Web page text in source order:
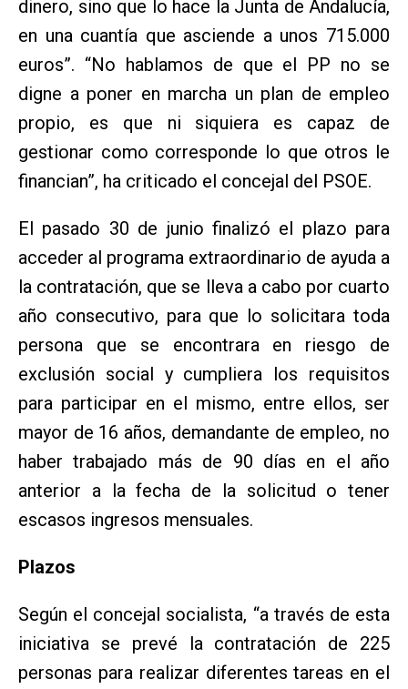
dinero, sino que lo hace la Junta de Andalucía,
en una cuantía que asciende a unos 715.000
euros”. “No hablamos de que el PP no se
digne a poner en marcha un plan de empleo
propio, es que ni siquiera es capaz de
gestionar como corresponde lo que otros le
financian”, ha criticado el concejal del PSOE.
El pasado 30 de junio finalizó el plazo para
acceder al programa extraordinario de ayuda a
la contratación, que se lleva a cabo por cuarto
año consecutivo, para que lo solicitara toda
persona que se encontrara en riesgo de
exclusión social y cumpliera los requisitos
para participar en el mismo, entre ellos, ser
mayor de 16 años, demandante de empleo, no
haber trabajado más de 90 días en el año
anterior a la fecha de la solicitud o tener
escasos ingresos mensuales.
Plazos
Según el concejal socialista, “a través de esta
iniciativa se prevé la contratación de 225
personas para realizar diferentes tareas en el